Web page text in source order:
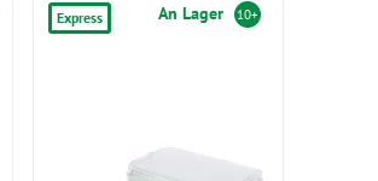
Express An Lager 10+